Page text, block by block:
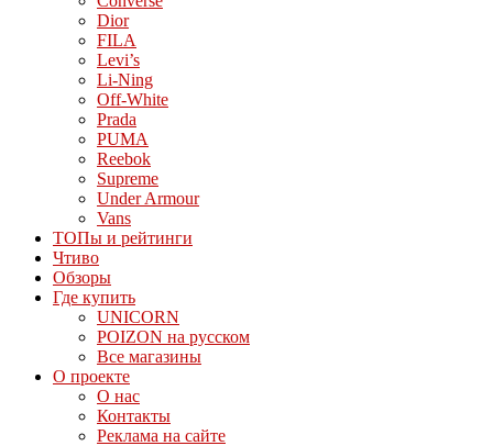
Dior
FILA
Levi’s
Li-Ning
Off-White
Prada
PUMA
Reebok
Supreme
Under Armour
Vans
ТОПы и рейтинги
Чтиво
Обзоры
Где купить
UNICORN
POIZON на русском
Все магазины
О проекте
О нас
Контакты
Реклама на сайте